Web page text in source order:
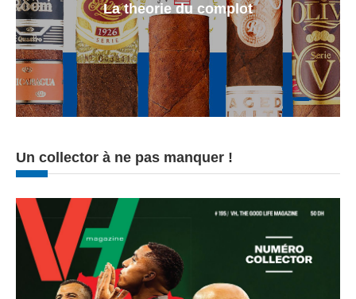
La theorie du complot
Un collector à ne pas manquer !